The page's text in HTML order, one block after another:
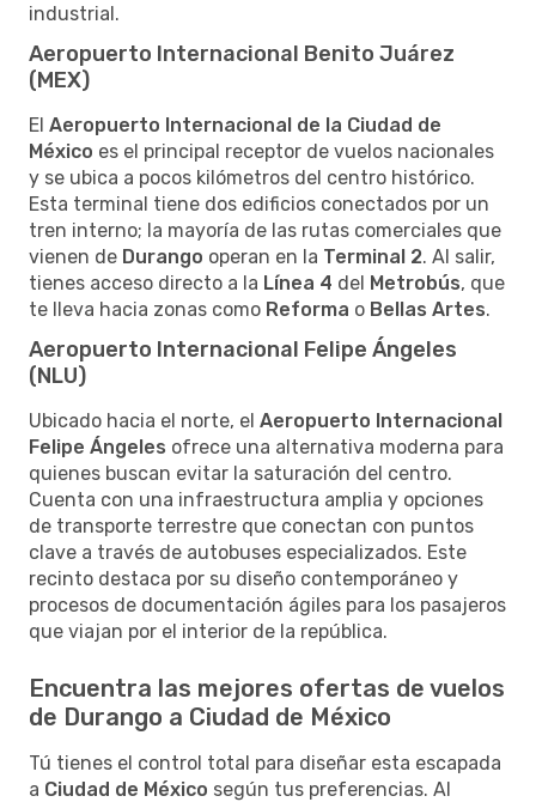
industrial.
Aeropuerto Internacional Benito Juárez
(MEX)
El Aeropuerto Internacional de la Ciudad de
México es el principal receptor de vuelos nacionales
y se ubica a pocos kilómetros del centro histórico.
Esta terminal tiene dos edificios conectados por un
tren interno; la mayoría de las rutas comerciales que
vienen de Durango operan en la Terminal 2. Al salir,
tienes acceso directo a la Línea 4 del Metrobús, que
te lleva hacia zonas como Reforma o Bellas Artes.
Aeropuerto Internacional Felipe Ángeles
(NLU)
Ubicado hacia el norte, el Aeropuerto Internacional
Felipe Ángeles ofrece una alternativa moderna para
quienes buscan evitar la saturación del centro.
Cuenta con una infraestructura amplia y opciones
de transporte terrestre que conectan con puntos
clave a través de autobuses especializados. Este
recinto destaca por su diseño contemporáneo y
procesos de documentación ágiles para los pasajeros
que viajan por el interior de la república.
Encuentra las mejores ofertas de vuelos
de Durango a Ciudad de México
Tú tienes el control total para diseñar esta escapada
a Ciudad de México según tus preferencias. Al